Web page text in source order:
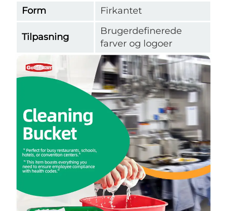
Form
Firkantet
Tilpasning
Brugerdefinerede
farver og logoer